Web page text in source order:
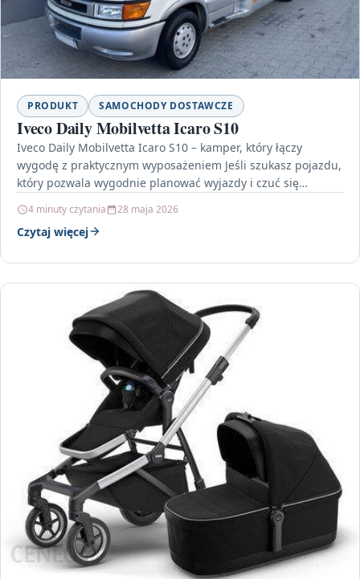
PRODUKT SAMOCHODY DOSTAWCZE
Iveco Daily Mobilvetta Icaro S10
Iveco Daily Mobilvetta Icaro S10 – kamper, który łączy
wygodę z praktycznym wyposażeniem Jeśli szukasz pojazdu,
który pozwala wygodnie planować wyjazdy i czuć się…
4 minuty czytania 28 maja 2026
Czytaj więcej